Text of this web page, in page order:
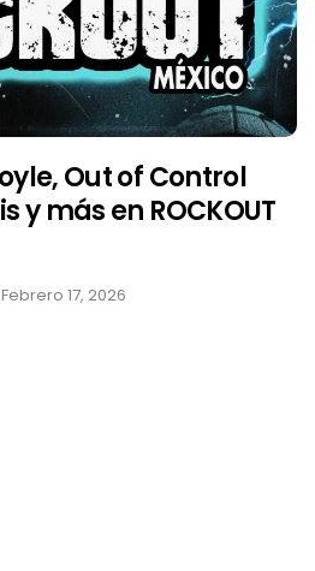
Out of Control
y más en ROCKOUT
Febrero 17, 2026